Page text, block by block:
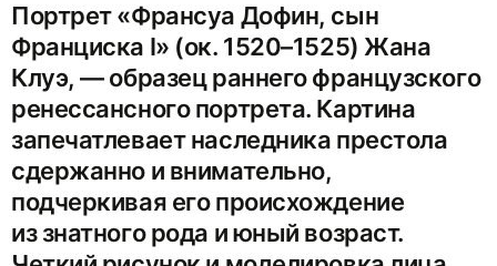
Портрет «Франсуа Дофин, сын
Франциска I» (ок. 1520–1525) Жана
Клуэ, — образец раннего французского
ренессансного портрета. Картина
запечатлевает наследника престола
сдержанно и внимательно,
подчеркивая его происхождение
из знатного рода и юный возраст.